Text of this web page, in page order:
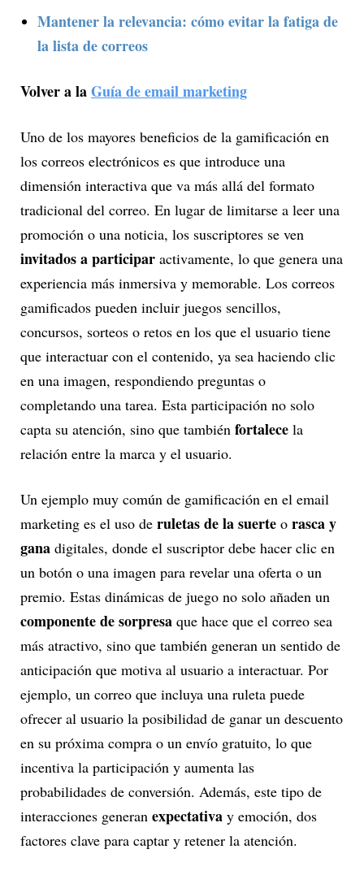
Mantener la relevancia: cómo evitar la fatiga de
la lista de correos
Volver a laGuía de email marketing
Uno de los mayores beneficios de la gamificación en
los correos electrónicos es que introduce una
dimensión interactiva que va más allá del formato
tradicional del correo. En lugar de limitarse a leer una
promoción o una noticia, los suscriptores se ven
invitados a participar activamente, lo que genera una
experiencia más inmersiva y memorable. Los correos
gamificados pueden incluir juegos sencillos,
concursos, sorteos o retos en los que el usuario tiene
que interactuar con el contenido, ya sea haciendo clic
en una imagen, respondiendo preguntas o
completando una tarea. Esta participación no solo
capta su atención, sino que también fortalece la
relación entre la marca y el usuario.
Un ejemplo muy común de gamificación en el email
marketing es el uso de ruletas de la suerte o rasca y
gana digitales, donde el suscriptor debe hacer clic en
un botón o una imagen para revelar una oferta o un
premio. Estas dinámicas de juego no solo añaden un
componente de sorpresa que hace que el correo sea
más atractivo, sino que también generan un sentido de
anticipación que motiva al usuario a interactuar. Por
ejemplo, un correo que incluya una ruleta puede
ofrecer al usuario la posibilidad de ganar un descuento
en su próxima compra o un envío gratuito, lo que
incentiva la participación y aumenta las
probabilidades de conversión. Además, este tipo de
interacciones generan expectativa y emoción, dos
factores clave para captar y retener la atención.